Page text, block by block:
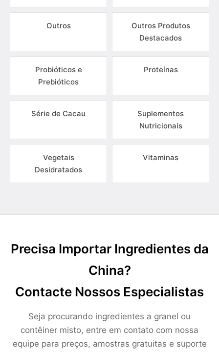
Outros
Outros Produtos
Destacados
Probióticos e
Prebióticos
Proteínas
Série de Cacau
Suplementos
Nutricionais
Vegetais
Desidratados
Vitaminas
Precisa Importar Ingredientes da
China?
Contacte Nossos Especialistas
Seja procurando ingredientes a granel ou
contêiner misto, entre em contato com nossa
equipe para preços, amostras gratuitas e suporte